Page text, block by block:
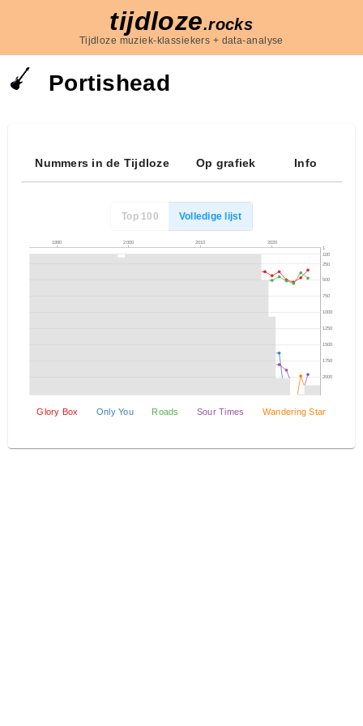
tijdloze.rocks
Tijdloze muziek-klassiekers + data-analyse
Portishead
Nummers in de Tijdloze Op grafiek Info
Top 100 Volledige lijst
1990 2000 2010 2020
1
100
250
500
750
1000
1250
1500
1750
2000
Glory Box Only You Roads Sour Times Wandering Star